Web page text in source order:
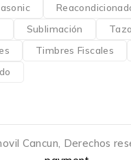
Sublimación
Timbres Fiscales
Cancun, Derechos